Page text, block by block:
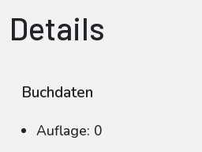
Details
Buchdaten
Auflage: 0